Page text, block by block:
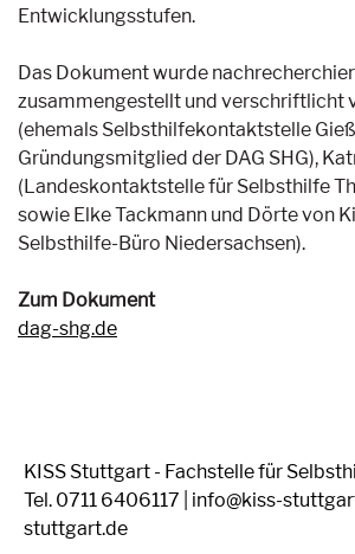
Entwicklungsstufen.
Das Dokument wurde
zusammengestellt und verschriftlicht
(ehemals Selbsthilfekontaktstelle
Gründungsmitglied der DAG SHG),
(Landeskontaktstelle für Selbsthilfe
sowie Elke Tackmann und Dörte von
Selbsthilfe-Büro Niedersachsen).
Zum Dokument
dag-shg.de
KISS Stuttgart - Fachstelle für
Tel. 0711 6406117 | info@kiss-
stuttgart.de